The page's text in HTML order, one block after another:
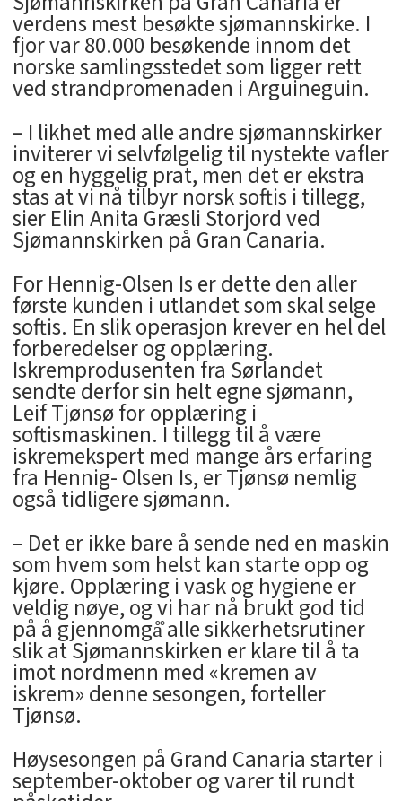
verdens mest besøkte sjømannskirke. I
fjor var 80.000 besøkende innom det
norske samlingsstedet som ligger rett
ved strandpromenaden i Arguineguin.
– I likhet med alle andre sjømannskirker
inviterer vi selvfølgelig til nystekte vafler
og en hyggelig prat, men det er ekstra
stas at vi nå tilbyr norsk softis i tillegg,
sier Elin Anita Græsli Storjord ved
Sjømannskirken på Gran Canaria.
For Hennig-Olsen Is er dette den aller
første kunden i utlandet som skal selge
softis. En slik operasjon krever en hel del
forberedelser og opplæring.
Iskremprodusenten fra Sørlandet
sendte derfor sin helt egne sjømann,
Leif Tjønsø for opplæring i
softismaskinen. I tillegg til å være
iskremekspert med mange års erfaring
fra Hennig- Olsen Is, er Tjønsø nemlig
også tidligere sjømann.
– Det er ikke bare å sende ned en maskin
som hvem som helst kan starte opp og
kjøre. Opplæring i vask og hygiene er
veldig nøye, og vi har nå brukt god tid
på å gjennomgå̊ alle sikkerhetsrutiner
slik at Sjømannskirken er klare til å ta
imot nordmenn med «kremen av
iskrem» denne sesongen, forteller
Tjønsø.
Høysesongen på Grand Canaria starter i
september-oktober og varer til rundt